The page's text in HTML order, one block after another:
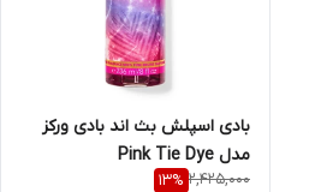
بادی اسپلش بث اند بادی ورکز
مدل Pink Tie Dye
2,425,000
13%